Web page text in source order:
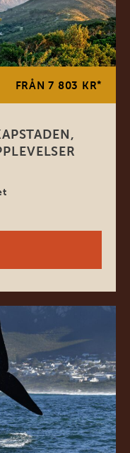
FRÅN 7 803 KR*